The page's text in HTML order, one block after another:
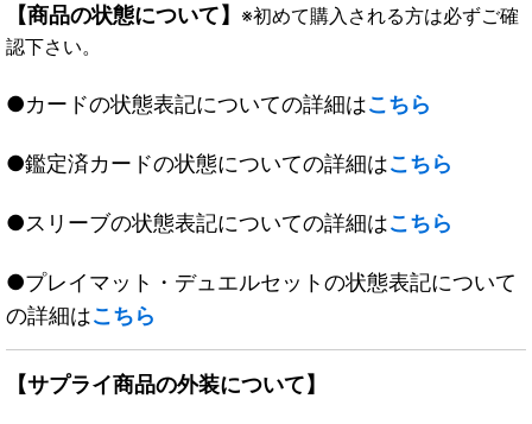
【商品の状態について】 ※初めて購入される方は必ずご確
認下さい。
●カードの状態表記についての詳細はこちら
●鑑定済カードの状態についての詳細はこちら
●スリーブの状態表記についての詳細はこちら
●プレイマット・デュエルセットの状態表記について
の詳細はこちら
【サプライ商品の外装について】